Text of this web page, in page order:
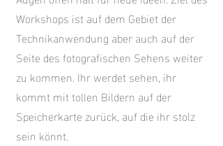
Workshops ist auf dem Gebiet der
Technikanwendung aber auch auf der
Seite des fotografischen Sehens weiter
zu kommen. Ihr werdet sehen, ihr
kommt mit tollen Bildern auf der
Speicherkarte zurück, auf die ihr stolz
sein könnt.